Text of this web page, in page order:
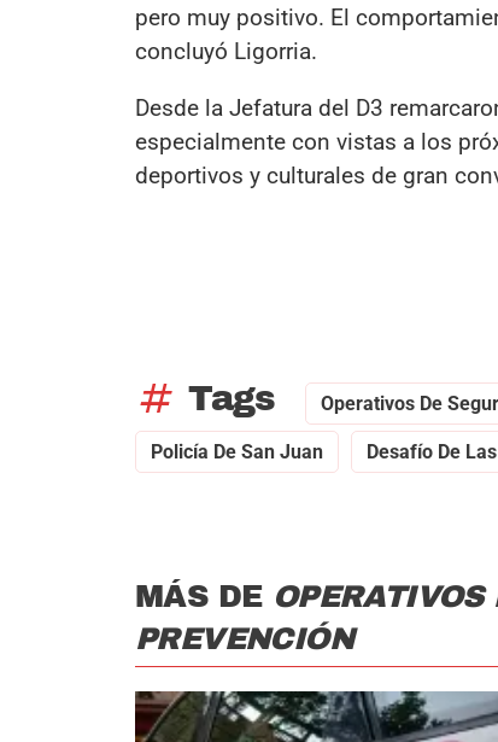
pero muy positivo. El
concluyó Ligorria.
Desde la Jefatura del D3
especialmente con vistas a los
deportivos y culturales de gran
tag Tags Operativos De
Policía De San Juan Desafío De
MÁS DE
PREVENCIÓN